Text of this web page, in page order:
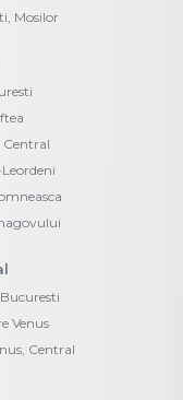
Mosilor
Central
Venus
Central